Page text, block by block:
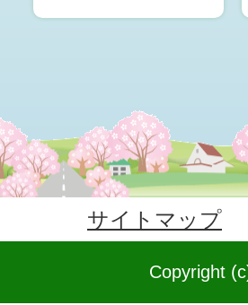
サイトマップ
Copyright